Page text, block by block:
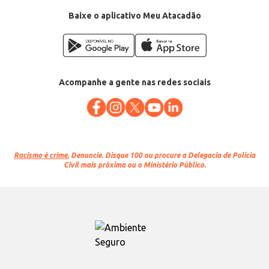
Baixe o aplicativo Meu Atacadão
Acompanhe a gente nas redes sociais
Racismo é crime. Denuncie. Disque 100 ou procure a Delegacia de Polícia
Civil mais próxima ou o Ministério Público.